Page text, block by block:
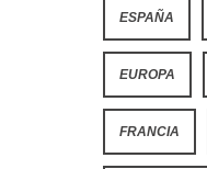
ESPAÑA
EUROPA
FRANCIA